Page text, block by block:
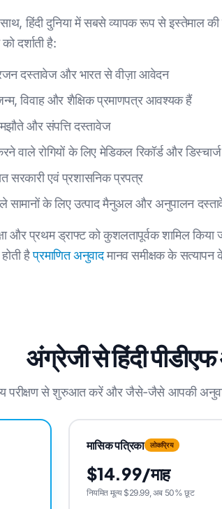
हिंदी दुनिया में सबसे व्यापक रूप से इस्तेमाल
दर्शाती है:
दस्तावेज और भारत से वीज़ा आवेदन
विवाह और शैक्षिक प्रमाणपत्र आवश्यक हैं
और संपत्ति दस्तावेज
वाले रोगियों के लिए मेडिकल रिकॉर्ड और
सरकारी एवं प्रशासनिक प्रपत्र
सामानों के लिए उत्पाद मैनुअल और अनुपालन
प्रथम ड्राफ्ट को कुशलतापूर्वक शामिल किया
हैप्रमाणित अनुवादमानव समीक्षक के सत्यापन
अंग्रेजी से हिंदी पीडीएफ
परीक्षण से शुरुआत करें और जैसे-जैसे आपकी
मासिक पत्रिका लोकप्रिय
$14.99/माह
नियमित मूल्य $29.99, अब 50% छूट